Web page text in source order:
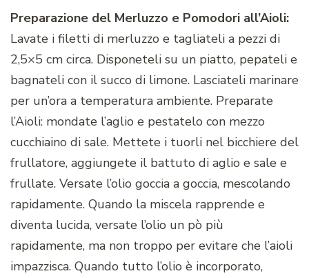
Preparazione del Merluzzo e Pomodori all’Aioli:
Lavate i filetti di merluzzo e tagliateli a pezzi di
2,5×5 cm circa. Disponeteli su un piatto, pepateli e
bagnateli con il succo di limone. Lasciateli marinare
per un’ora a temperatura ambiente. Preparate
l’Aioli: mondate l’aglio e pestatelo con mezzo
cucchiaino di sale. Mettete i tuorli nel bicchiere del
frullatore, aggiungete il battuto di aglio e sale e
frullate. Versate l’olio goccia a goccia, mescolando
rapidamente. Quando la miscela rapprende e
diventa lucida, versate l’olio un pò più
rapidamente, ma non troppo per evitare che l’aioli
impazzisca. Quando tutto l’olio è incorporato,